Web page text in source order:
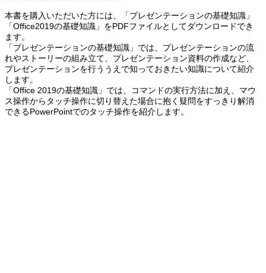
本書を購入いただいた方には、「プレゼンテーションの基礎知識」
「Office2019の基礎知識」をPDFファイルとしてダウンロードでき
ます。
「プレゼンテーションの基礎知識」では、プレゼンテーションの流
れやストーリーの組み立て、プレゼンテーション資料の作成など、
プレゼンテーションを行ううえで知っておきたい知識について紹介
します。
「Office 2019の基礎知識」では、コマンドの実行方法に加え、マウ
ス操作からタッチ操作に切り替えた場合に抱く疑問をすっきり解消
できるPowerPointでのタッチ操作を紹介します。